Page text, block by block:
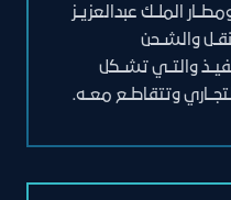
الملــك عبدالعزيــز
والشــحن
والتــي تشــكل
وتتقاطــع معــه.